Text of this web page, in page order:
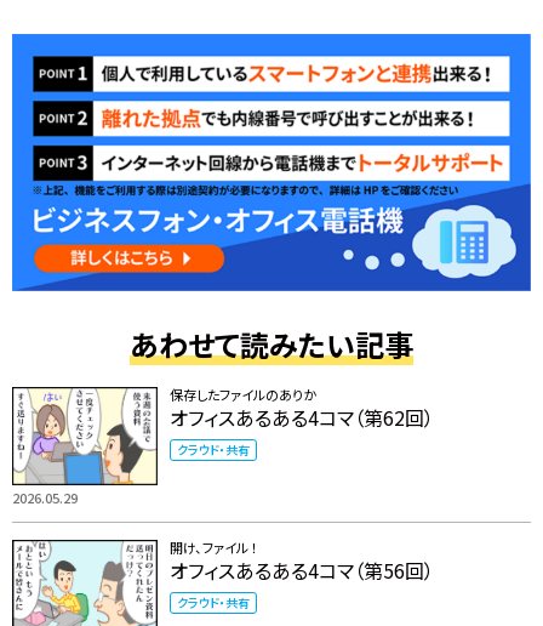
あわせて読みたい記事
2026.05.29
保存したファイルのありか
オフィスあるある4コマ（第62回）
クラウド・共有
開け、ファイル ！
オフィスあるある4コマ（第56回）
クラウド・共有